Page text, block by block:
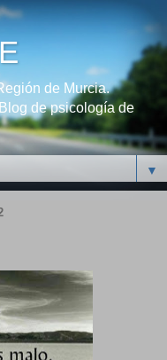
de Murcia.
de psicología de
▼